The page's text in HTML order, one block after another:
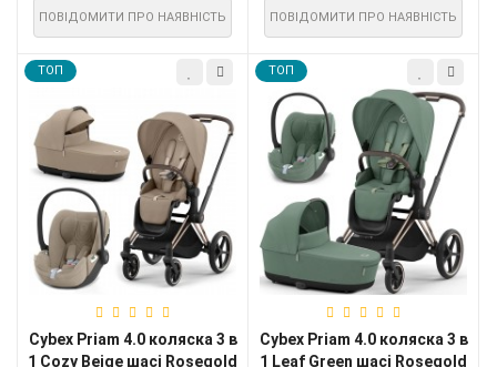
ПОВІДОМИТИ ПРО НАЯВНІСТЬ ПОВІДОМИТИ ПРО НАЯВНІСТЬ
TOП
Cybex Priam 4.0 коляска 3 в
1 Cozy Beige шасі Rosegold
TOП
Cybex Priam 4.0 коляска 3 в
1 Leaf Green шасі Rosegold